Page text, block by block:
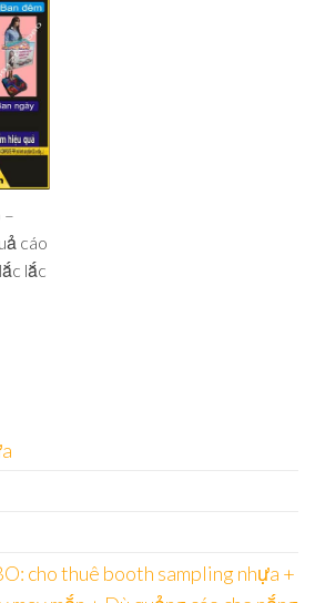
–
cáo
lắc
cho thuê booth sampling nhựa +